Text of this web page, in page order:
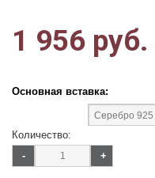
1 956 руб.
Основная вставка:
Количество:
-
+